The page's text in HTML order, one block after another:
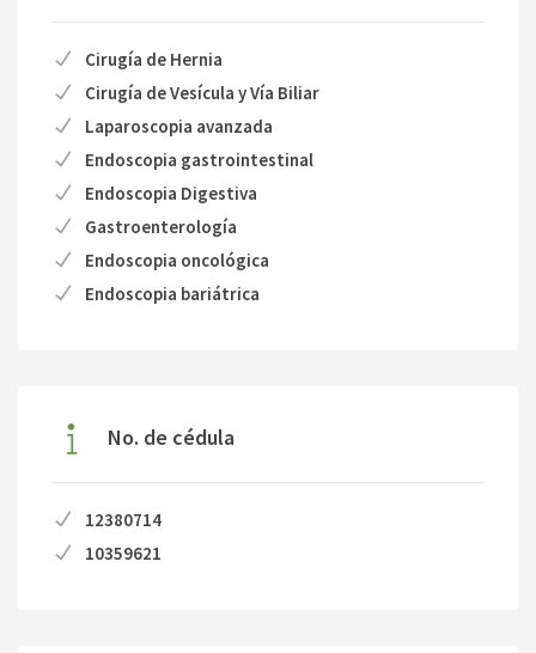
Cirugía de Hernia
Cirugía de Vesícula y Vía Biliar
Laparoscopia avanzada
Endoscopia gastrointestinal
Endoscopia Digestiva
Gastroenterología
Endoscopia oncológica
Endoscopia bariátrica
No. de cédula
12380714
10359621